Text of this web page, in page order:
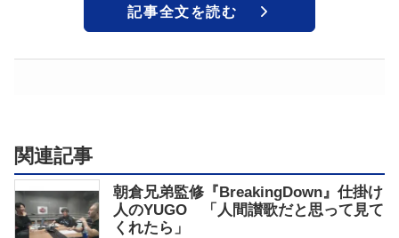
記事全文を読む
関連記事
朝倉兄弟監修『BreakingDown』仕掛け
人のYUGO 「人間讃歌だと思って見て
くれたら」